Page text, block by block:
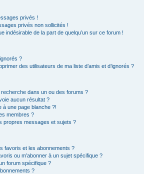
privés !
privés non sollicités !
indésirable de la part de quelqu’un sur ce forum !
?
des utilisateurs de ma liste d’amis et d’ignorés ?
dans un ou des forums ?
aucun résultat ?
à une page blanche ?!
membres ?
propres messages et sujets ?
favoris et les abonnements ?
ou m’abonner à un sujet spécifique ?
forum spécifique ?
?